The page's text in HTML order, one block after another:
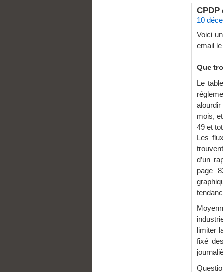
CPDP
10
Voici
email
Que
Le
alourdir
mois,
49 et
Les
d’un
page
limiter
fixé